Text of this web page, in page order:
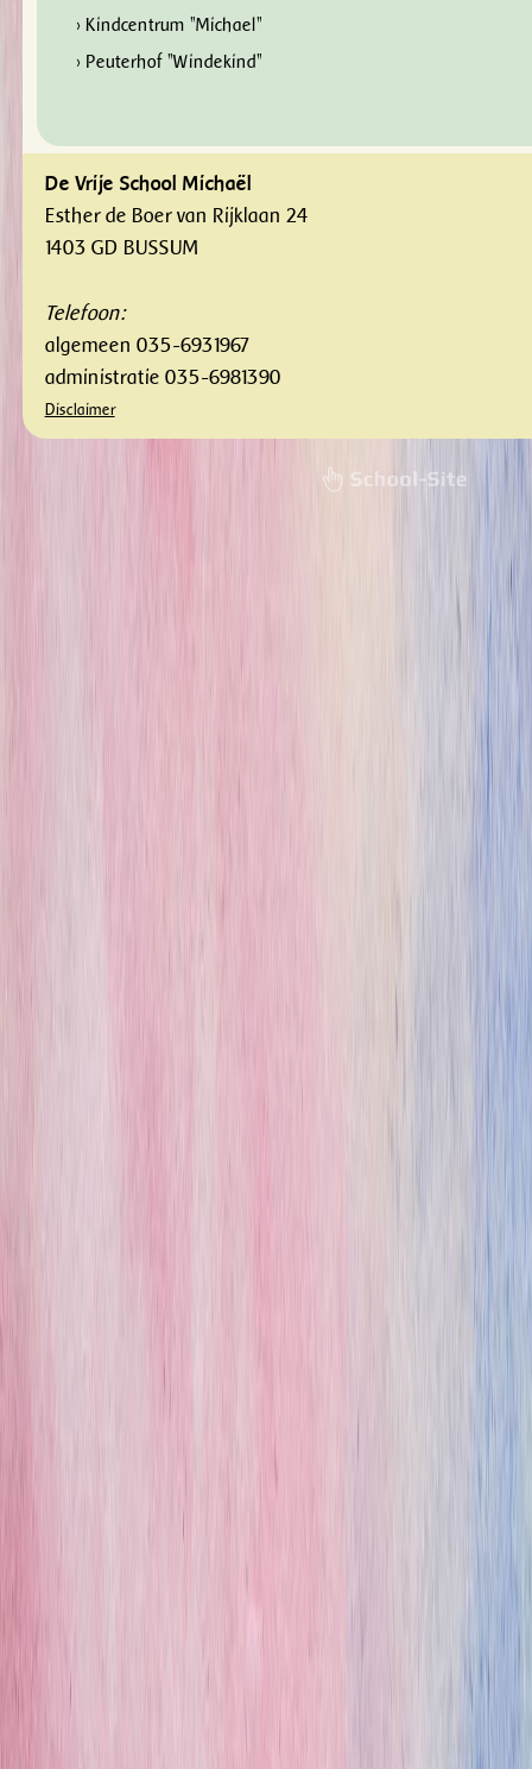
› Kindcentrum "Michael"
› Peuterhof "Windekind"
De Vrije School Michaël
Esther de Boer van Rijklaan 24
1403 GD BUSSUM
Telefoon:
algemeen 035-6931967
administratie 035-6981390
Disclaimer